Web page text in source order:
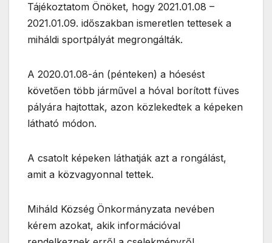
Tájékoztatom Önöket, hogy 2021.01.08 –
2021.01.09. időszakban ismeretlen tettesek a
miháldi sportpályát megrongálták.
A 2020.01.08-án (pénteken) a hóesést
követően több járművel a hóval borított füves
pályára hajtottak, azon közlekedtek a képeken
látható módon.
A csatolt képeken láthatják azt a rongálást,
amit a közvagyonnal tettek.
Miháld Község Önkormányzata nevében
kérem azokat, akik információval